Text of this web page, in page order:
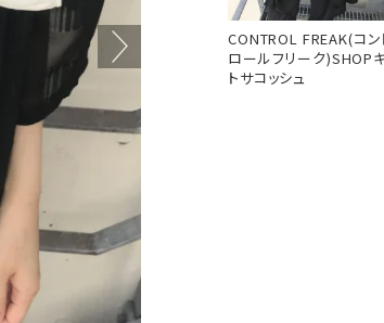
CONTROL FREAK(コン
ロールフリーク)SHOP
トサコッシュ